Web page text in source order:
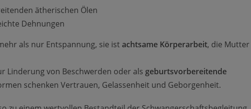
ätherischen Ölen
Dehnungen
als nur Entspannung, sie ist achtsame Körperarbeit, die Mutter
Linderung von Beschwerden oder als geburtsvorbereitende
schenken Vertrauen, Gelassenheit und Geborgenheit.